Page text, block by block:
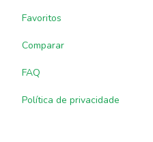
Favoritos
Comparar
FAQ
Política de privacidade